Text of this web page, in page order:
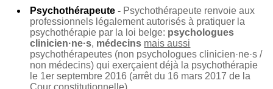
Psychothérapeute - Psychothérapeute renvoie aux
professionnels légalement autorisés à pratiquer la
psychothérapie par la loi belge: psychologues
clinicien·ne·s, médecins mais aussi
psychothérapeutes (non psychologues clinicien·ne·s /
non médecins) qui exerçaient déjà la psychothérapie
le 1er septembre 2016 (arrêt du 16 mars 2017 de la